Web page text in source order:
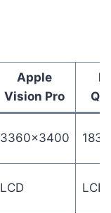
Apple
Vision Pro
3360×3400
LCD LCD